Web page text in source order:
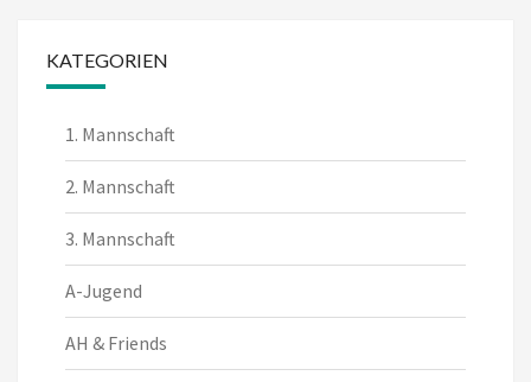
KATEGORIEN
1. Mannschaft
2. Mannschaft
3. Mannschaft
A-Jugend
AH & Friends